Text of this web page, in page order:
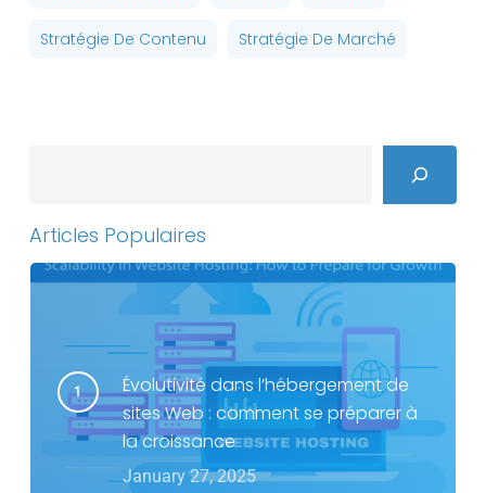
Stratégie De Contenu Stratégie De Marché
Articles Populaires
Évolutivité dans l’hébergement de
sites Web : comment se préparer à
la croissance
January 27, 2025